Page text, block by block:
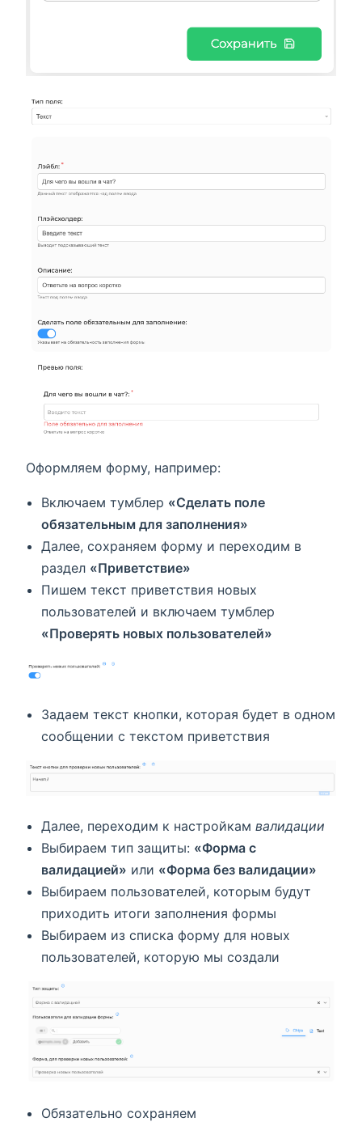
Оформляем форму, например:
Включаем тумблер «Сделать поле
обязательным для заполнения»
Далее, сохраняем форму и переходим в
раздел «Приветствие»
Пишем текст приветствия новых
пользователей и включаем тумблер
«Проверять новых пользователей»
Задаем текст кнопки, которая будет в одном
сообщении с текстом приветствия
Далее, переходим к настройкамвалидации
Выбираем тип защиты: «Форма с
валидацией» или «Форма без валидации»
Выбираем пользователей, которым будут
приходить итоги заполнения формы
Выбираем из списка форму для новых
пользователей, которую мы создали
Обязательно сохраняем